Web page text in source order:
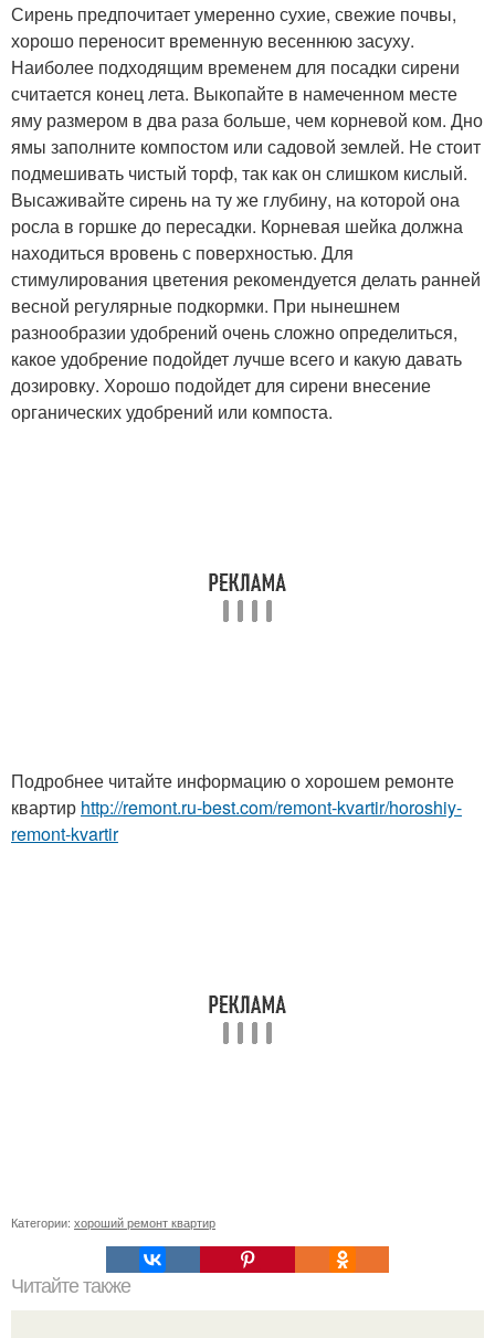
Сирень предпочитает умеренно сухие, свежие почвы,
хорошо переносит временную весеннюю засуху.
Наиболее подходящим временем для посадки сирени
считается конец лета. Выкопайте в намеченном месте
яму размером в два раза больше, чем корневой ком. Дно
ямы заполните компостом или садовой землей. Не стоит
подмешивать чистый торф, так как он слишком кислый.
Высаживайте сирень на ту же глубину, на которой она
росла в горшке до пересадки. Корневая шейка должна
находиться вровень с поверхностью. Для
стимулирования цветения рекомендуется делать ранней
весной регулярные подкормки. При нынешнем
разнообразии удобрений очень сложно определиться,
какое удобрение подойдет лучше всего и какую давать
дозировку. Хорошо подойдет для сирени внесение
органических удобрений или компоста.
Подробнее читайте информацию о хорошем ремонте
квартир http://remont.ru-best.com/remont-kvartir/horoshiy-
remont-kvartir
Категории: хороший ремонт квартир
Читайте также